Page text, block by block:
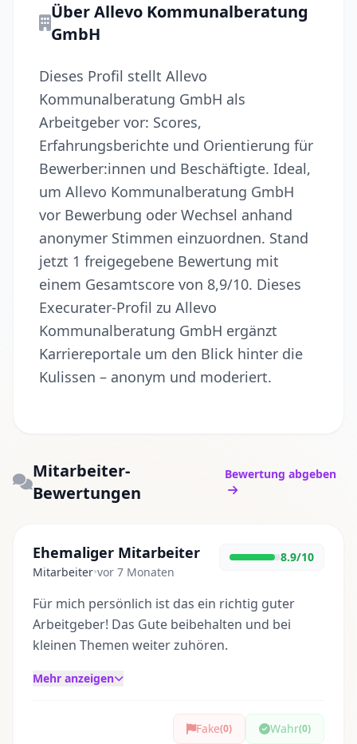
Über Allevo Kommunalberatung
GmbH
Dieses Profil stellt Allevo
Kommunalberatung GmbH als
Arbeitgeber vor: Scores,
Erfahrungsberichte und Orientierung für
Bewerber:innen und Beschäftigte. Ideal,
um Allevo Kommunalberatung GmbH
vor Bewerbung oder Wechsel anhand
anonymer Stimmen einzuordnen. Stand
jetzt 1 freigegebene Bewertung mit
einem Gesamtscore von 8,9/10. Dieses
Execurater-Profil zu Allevo
Kommunalberatung GmbH ergänzt
Karriereportale um den Blick hinter die
Kulissen – anonym und moderiert.
Mitarbeiter-
Bewertungen
Bewertung abgeben
Ehemaliger Mitarbeiter
Mitarbeiter•vor 7 Monaten
8.9/10
Für mich persönlich ist das ein richtig guter
Arbeitgeber! Das Gute beibehalten und bei
kleinen Themen weiter zuhören.
Mehr anzeigen
Fake(0) Wahr(0)